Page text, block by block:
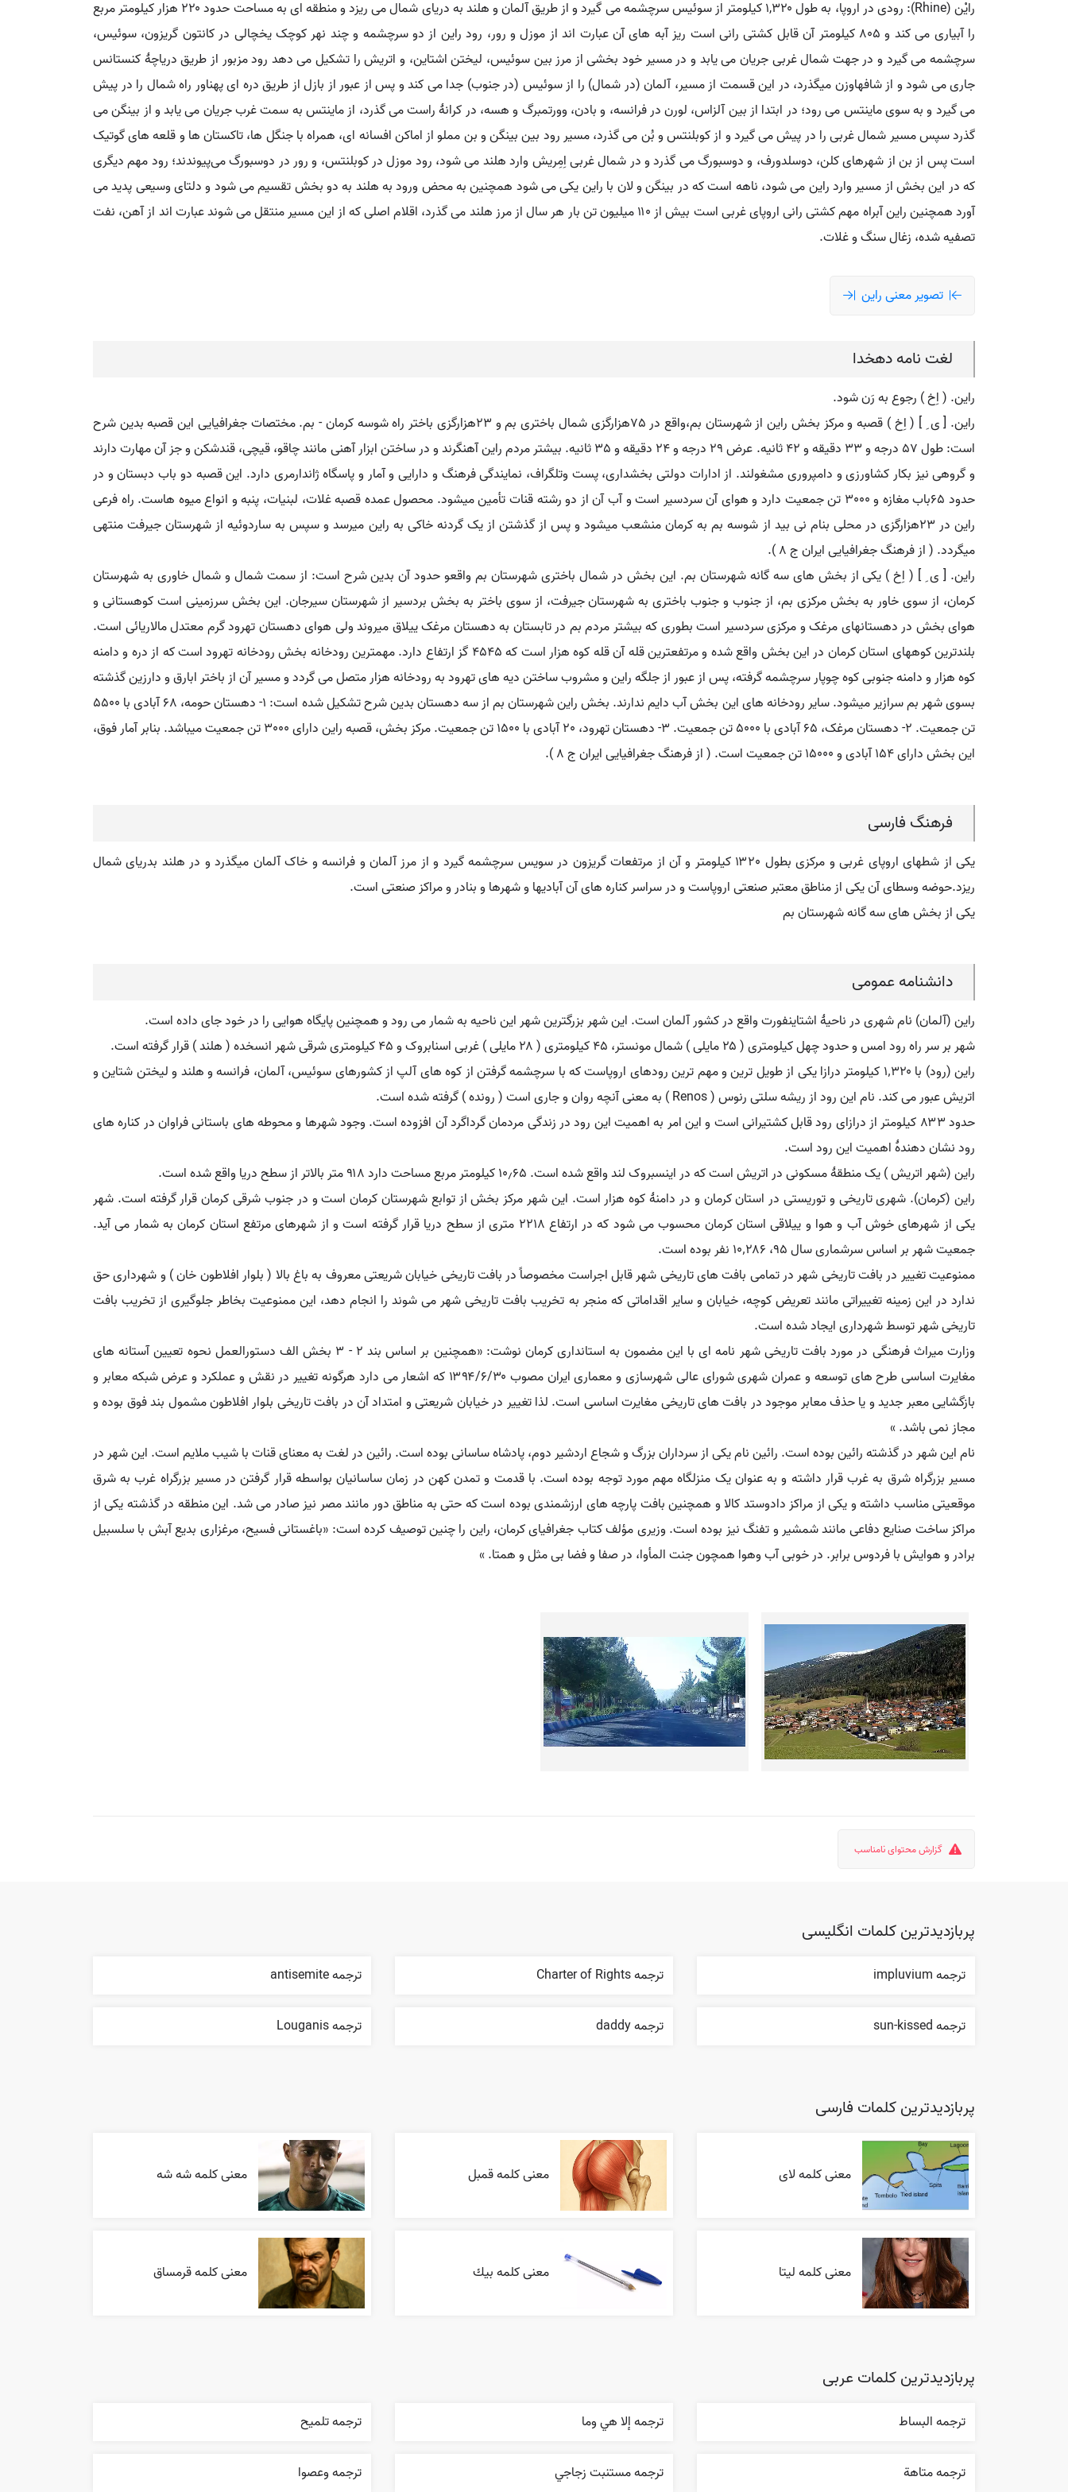
رایْن (Rhine): رودی در اروپا، به طول ۱,۳۲۰ کیلومتر از سوئیس سرچشمه می گیرد و از طریق آلمان و هلند به دریای شمال می ریزد و منطقه ای به مساحت حدود ۲۲۰ هزار کیلومتر مربع
را آبیاری می کند و ۸۰۵ کیلومتر آن قابل کشتی رانی است ریز آبه های آن عبارت اند از موزل و رور، رود راین از دو سرچشمه و چند نهر کوچک یخچالی در کانتون گریزون، سوئیس،
سرچشمه می گیرد و در جهت شمال غربی جریان می یابد و در مسیر خود بخشی از مرز بین سوئیس، لیختن اشتاین، و اتریش را تشکیل می دهد رود مزبور از طریق دریاچۀ کنستانس
جاری می شود و از شافهاوزن میگذرد، در این قسمت از مسیر، آلمان (در شمال) را از سوئیس (در جنوب) جدا می کند و پس از عبور از بازل از طریق دره ای پهناور راه شمال را در پیش
می گیرد و به سوی ماینتس می رود؛ در ابتدا از بین آلزاس، لورن در فرانسه، و بادن، وورتمبرگ و هسه، در کرانۀ راست می گذرد، از ماینتس به سمت غرب جریان می یابد و از بینگن می
گذرد سپس مسیر شمال غربی را در پیش می گیرد و از کوبلنتس و بُن می گذرد، مسیر رود بین بینگن و بن مملو از اماکن افسانه ای، همراه با جنگل ها، تاکستان ها و قلعه های گوتیک
است پس از بن از شهرهای کلن، دوسلدورف، و دوسبورگ می گذرد و در شمال غربی اِمِریش وارد هلند می شود، رود موزل در کوبلنتس، و رور در دوسبورگ می‌پیوندند؛ رود مهم دیگری
که در این بخش از مسیر وارد راین می شود، ناهه است که در بینگن و لان با راین یکی می شود همچنین به محض ورود به هلند به دو بخش تقسیم می شود و دلتای وسیعی پدید می
آورد همچنین راین آبراه مهم کشتی رانی اروپای غربی است بیش از ۱۱۰ میلیون تن بار هر سال از مرز هلند می گذرد، اقلام اصلی که از این مسیر منتقل می شوند عبارت اند از آهن، نفت
تصفیه شده، زغال سنگ و غلات.
تصویر معنی راین
لغت نامه دهخدا
راین. ( اِخ ) رجوع به رَن شود.
راین. [ ی ِ ] ( اِخ ) قصبه و مرکز بخش راین از شهرستان بم،واقع در 75هزارگزی شمال باختری بم و 23هزارگزی باختر راه شوسه کرمان - بم. مختصات جغرافیایی این قصبه بدین شرح
است: طول 57 درجه و 33 دقیقه و 42 ثانیه. عرض 29 درجه و 24 دقیقه و 35 ثانیه. بیشتر مردم راین آهنگرند و در ساختن ابزار آهنی مانند چاقو، قیچی، قندشکن و جز آن مهارت دارند
و گروهی نیز بکار کشاورزی و دامپروری مشغولند. از ادارات دولتی بخشداری، پست وتلگراف، نمایندگی فرهنگ و دارایی و آمار و پاسگاه ژاندارمری دارد. این قصبه دو باب دبستان و در
حدود 65باب مغازه و 3000 تن جمعیت دارد و هوای آن سردسیر است و آب آن از دو رشته قنات تأمین میشود. محصول عمده قصبه غلات، لبنیات، پنبه و انواع میوه هاست. راه فرعی
راین در 23هزارگزی در محلی بنام نی بید از شوسه بم به کرمان منشعب میشود و پس از گذشتن از یک گردنه خاکی به راین میرسد و سپس به ساردوئیه از شهرستان جیرفت منتهی
میگردد. ( از فرهنگ جغرافیایی ایران ج 8 ).
راین. [ ی ِ ] ( اِخ ) یکی از بخش های سه گانه شهرستان بم. این بخش در شمال باختری شهرستان بم واقعو حدود آن بدین شرح است: از سمت شمال و شمال خاوری به شهرستان
کرمان، از سوی خاور به بخش مرکزی بم، از جنوب و جنوب باختری به شهرستان جیرفت، از سوی باختر به بخش بردسیر از شهرستان سیرجان. این بخش سرزمینی است کوهستانی و
هوای بخش در دهستانهای مرغک و مرکزی سردسیر است بطوری که بیشتر مردم بم در تابستان به دهستان مرغک ییلاق میروند ولی هوای دهستان تهرود گرم معتدل مالاریائی است.
بلندترین کوههای استان کرمان در این بخش واقع شده و مرتفعترین قله آن قله کوه هزار است که 4545 گز ارتفاع دارد. مهمترین رودخانه بخش رودخانه تهرود است که از دره و دامنه
کوه هزار و دامنه جنوبی کوه چوپار سرچشمه گرفته، پس از عبور از جلگه راین و مشروب ساختن دیه های تهرود به رودخانه هزار متصل می گردد و مسیر آن از باختر ابارق و دارزین گذشته
بسوی شهر بم سرازیر میشود. سایر رودخانه های این بخش آب دایم ندارند. بخش راین شهرستان بم از سه دهستان بدین شرح تشکیل شده است: 1- دهستان حومه، 68 آبادی با 5500
تن جمعیت. 2- دهستان مرغک، 65 آبادی با 5000 تن جمعیت. 3- دهستان تهرود، 20 آبادی با 1500 تن جمعیت. مرکز بخش، قصبه راین دارای 3000 تن جمعیت میباشد. بنابر آمار فوق،
این بخش دارای 154 آبادی و 15000 تن جمعیت است. ( از فرهنگ جغرافیایی ایران ج 8 ).
فرهنگ فارسی
یکی از شطهای اروپای غربی و مرکزی بطول ۱۳۲٠ کیلومتر و آن از مرتفعات گریزون در سویس سرچشمه گیرد و از مرز آلمان و فرانسه و خاک آلمان میگذرد و در هلند بدریای شمال
ریزد.حوضه وسطای آن یکی از مناطق معتبر صنعتی اروپاست و در سراسر کناره های آن آبادیها و شهرها و بنادر و مراکز صنعتی است.
یکی از بخش های سه گانه شهرستان بم
دانشنامه عمومی
راین (آلمان) نام شهری در ناحیهٔ اشتاینفورت واقع در کشور آلمان است. این شهر بزرگترین شهر این ناحیه به شمار می رود و همچنین پایگاه هوایی را در خود جای داده است.
شهر بر سر راه رود امس و حدود چهل کیلومتری ( ۲۵ مایلی ) شمال مونستر، ۴۵ کیلومتری ( ۲۸ مایلی ) غربی اسنابروک و ۴۵ کیلومتری شرقی شهر انسخده ( هلند ) قرار گرفته است.
راین (رود) با ۱٬۳۲۰ کیلومتر درازا یکی از طویل ترین و مهم ترین رودهای اروپاست که با سرچشمه گرفتن از کوه های آلپ از کشورهای سوئیس، آلمان، فرانسه و هلند و لیختن شتاین و
اتریش عبور می کند. نام این رود از ریشه سلتی رنوس ( Renos ) به معنی آنچه روان و جاری است ( رونده ) گرفته شده است.
حدود ۸۳۳ کیلومتر از درازای رود قابل کشتیرانی است و این امر به اهمیت این رود در زندگی مردمان گرداگرد آن افزوده است. وجود شهرها و محوطه های باستانی فراوان در کناره های
رود نشان دهندهٔ اهمیت این رود است.
راین (شهر اتریش ) یک منطقهٔ مسکونی در اتریش است که در اینسبروک لند واقع شده است. ۱۰٫۶۵ کیلومتر مربع مساحت دارد ۹۱۸ متر بالاتر از سطح دریا واقع شده است.
راین (کرمان). شهری تاریخی و توریستی در استان کرمان و در دامنهٔ کوه هزار است. این شهر مرکز بخش از توابع شهرستان کرمان است و در جنوب شرقی کرمان قرار گرفته است. شهر
یکی از شهرهای خوش آب و هوا و ییلاقی استان کرمان محسوب می شود که در ارتفاع ۲۲۱۸ متری از سطح دریا قرار گرفته است و از شهرهای مرتفع استان کرمان به شمار می آید.
جمعیت شهر بر اساس سرشماری سال ۹۵، ۱۰٬۲۸۶ نفر بوده است.
ممنوعیت تغییر در بافت تاریخی شهر در تمامی بافت های تاریخی شهر قابل اجراست مخصوصاً در بافت تاریخی خیابان شریعتی معروف به باغ بالا ( بلوار افلاطون خان ) و شهرداری حق
ندارد در این زمینه تغییراتی مانند تعریض کوچه، خیابان و سایر اقداماتی که منجر به تخریب بافت تاریخی شهر می شوند را انجام دهد، این ممنوعیت بخاطر جلوگیری از تخریب بافت
تاریخی شهر توسط شهرداری ایجاد شده است.
وزارت میراث فرهنگی در مورد بافت تاریخی شهر نامه ای با این مضمون به استانداری کرمان نوشت: «همچنین بر اساس بند ۲ - ۳ بخش الف دستورالعمل نحوه تعیین آستانه های
مغایرت اساسی طرح های توسعه و عمران شهری شورای عالی شهرسازی و معماری ایران مصوب ۱۳۹۴/۶/۳۰ که اشعار می دارد هرگونه تغییر در نقش و عملکرد و عرض شبکه معابر و
بازگشایی معبر جدید و یا حذف معابر موجود در بافت های تاریخی مغایرت اساسی است. لذا تغییر در خیابان شریعتی و امتداد آن در بافت تاریخی بلوار افلاطون مشمول بند فوق بوده و
مجاز نمی باشد. »
نام این شهر در گذشته رائین بوده است. رائین نام یکی از سرداران بزرگ و شجاع اردشیر دوم، پادشاه ساسانی بوده است. رائین در لغت به معنای قنات با شیب ملایم است. این شهر در
مسیر بزرگراه شرق به غرب قرار داشته و به عنوان یک منزلگاه مهم مورد توجه بوده است. با قدمت و تمدن کهن در زمان ساسانیان بواسطه قرار گرفتن در مسیر بزرگراه غرب به شرق
موقعیتی مناسب داشته و یکی از مراکز دادوستد کالا و همچنین بافت پارچه های ارزشمندی بوده است که حتی به مناطق دور مانند مصر نیز صادر می شد. این منطقه در گذشته یکی از
مراکز ساخت صنایع دفاعی مانند شمشیر و تفنگ نیز بوده است. وزیری مؤلف کتاب جغرافیای کرمان، راین را چنین توصیف کرده است: «باغستانی فسیح، مرغزاری بدیع آبش با سلسبیل
برادر و هوایش با فردوس برابر. در خوبی آب وهوا همچون جنت المأوا، در صفا و فضا بی مثل و همتا. »
گزارش محتوای نامناسب
پربازدیدترین کلمات انگلیسی
ترجمه impluvium ترجمه Charter of Rights ترجمه antisemite
ترجمه sun-kissed ترجمه daddy ترجمه Louganis
پربازدیدترین کلمات فارسی
معنی کلمه لای معنی کلمه قمبل معنی کلمه شه شه
معنی کلمه لیتا معنی کلمه بيك معنی کلمه قرمساق
پربازدیدترین کلمات عربی
ترجمه البساط ترجمه إلا هي وما ترجمه تلميح
ترجمه متاهة ترجمه مستنبت زجاجي ترجمه وعصوا